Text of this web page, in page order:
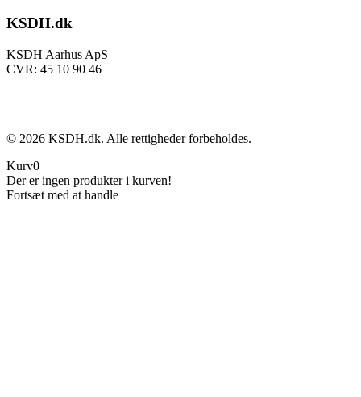
KSDH.dk
KSDH Aarhus ApS
CVR: 45 10 90 46
© 2026 KSDH.dk. Alle rettigheder forbeholdes.
Kurv0
Der er ingen produkter i kurven!
Fortsæt med at handle